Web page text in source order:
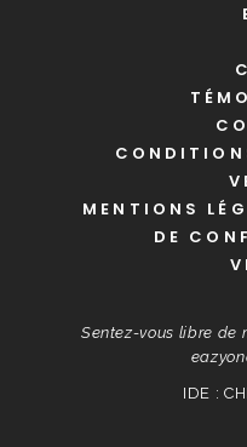
MENTIONS
DE
Sentez-vous libre de
IDE :